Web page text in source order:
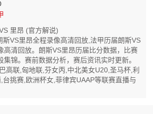
里昂 (官方解说)
VS里昂全程录像高清回放,法甲历届朗斯VS
高清回放。朗斯VS里昂历届比分数据，比赛
集锦。赛前数据分析，赛后资讯实时更新。
高联,匈地联,芬女丙,中北美女U20,圣马杯,利
台挑赛,欧洲杯女,菲律宾UAAP等联赛直播与